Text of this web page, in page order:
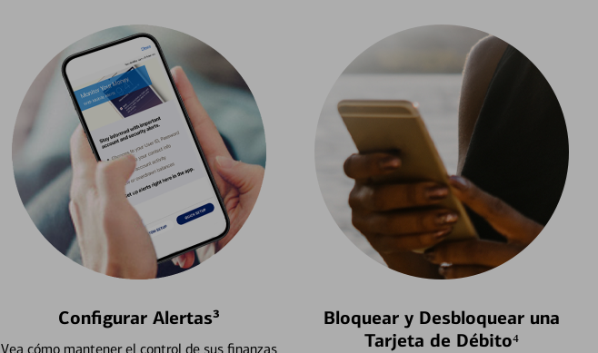
Configurar Alertas³
Vea cómo mantener el control de sus finanzas
Bloquear y Desbloquear una
Tarjeta de Débito⁴